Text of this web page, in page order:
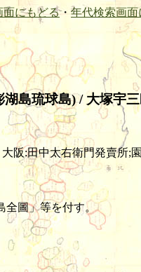
面にもどる・ 年代検索画面
島琉球島) / 大塚宇
阪:田中太右衛門発賣所;
全圖」等を付す。